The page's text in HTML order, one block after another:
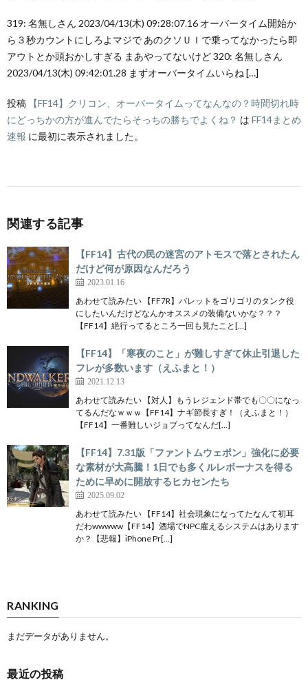
319: 名無しさん 2023/04/13(木) 09:28:07.16 オーバータイム開始か
ら３秒カウントにしろよマジで あのクソＵＩで乗ってなかったら即
アウトとか頭おかしすぎる まあやってないけど 320: 名無しさん
2023/04/13(木) 09:42:01.28 まずオーバータイムいらね […]
投稿
【FF14】クリコン、オーバータイムってなんなの？時間切れ時
にどっちかの方が進んでたらそっちの勝ちでよくね？ は FF14まとめ
速報 に最初に表示されました。
関連する記事
【FF14】古代の民の迷宮のアトモスで落とされたん
だけど何が原因なんだろう
2023.01.16
あわせて読みたい 【FF7R】バレットをゴリゴリのタンク役
にしたいんだけどなんかオススメの装備ないかな？？？
【FF14】絶行ってるところ一回も見たこと[…]
【FF14】「寒夜のこと」が難しすぎて休止引退した
フレが多数います（えふまと！）
2021.12.13
あわせて読みたい 【対人】もうレジェンド帯でも〇〇になっ
てるんだなｗｗｗ【FF14】ナギ節長すぎ！（えふまと！）
【FF14】一番難しいジョブってなんだ[…]
【FF14】7.31版「ファントムウェポン」強化に必要
な素材が大高騰！1日でも多くルレボーナスを得る
ために早めに開放するヒカセンたち
2025.09.02
あわせて読みたい 【FF14】社会現象になってたなんて初耳
だわwwwww【FF14】酒場でNPC雇えるシステムはあります
か？【悲報】iPhone Pr[…]
RANKING
まだデータがありません。
最近の投稿